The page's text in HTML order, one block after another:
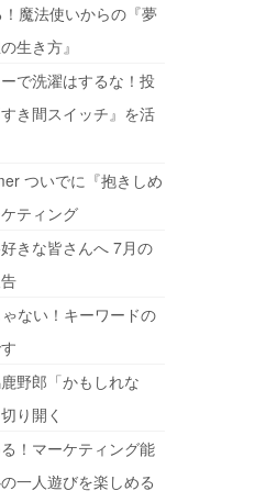
魔法使いからの『夢
生き方』
で洗濯はするな！投
き間スイッチ』を活
ついでに『抱きしめ
ティング
きな皆さんへ 7月の
ない！キーワードの
野郎「かもしれな
り開く
！マーケティング能
一人遊びを楽しめる